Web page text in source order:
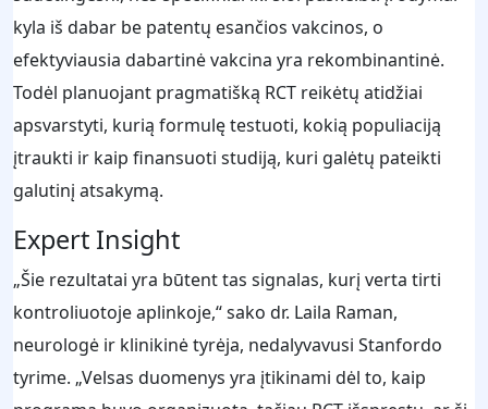
kyla iš dabar be patentų esančios vakcinos, o
efektyviausia dabartinė vakcina yra rekombinantinė.
Todėl planuojant pragmatišką RCT reikėtų atidžiai
apsvarstyti, kurią formulę testuoti, kokią populiaciją
įtraukti ir kaip finansuoti studiją, kuri galėtų pateikti
galutinį atsakymą.
Expert Insight
„Šie rezultatai yra būtent tas signalas, kurį verta tirti
kontroliuotoje aplinkoje,“ sako dr. Laila Raman,
neurologė ir klinikinė tyrėja, nedalyvavusi Stanfordo
tyrime. „Velsas duomenys yra įtikinami dėl to, kaip